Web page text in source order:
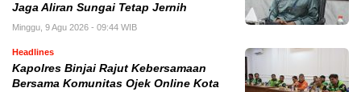
Jaga Aliran Sungai Tetap Jernih
Minggu, 9 Agu 2026 - 09:44 WIB
Headlines
Kapolres Binjai Rajut Kebersamaan
Bersama Komunitas Ojek Online Kota